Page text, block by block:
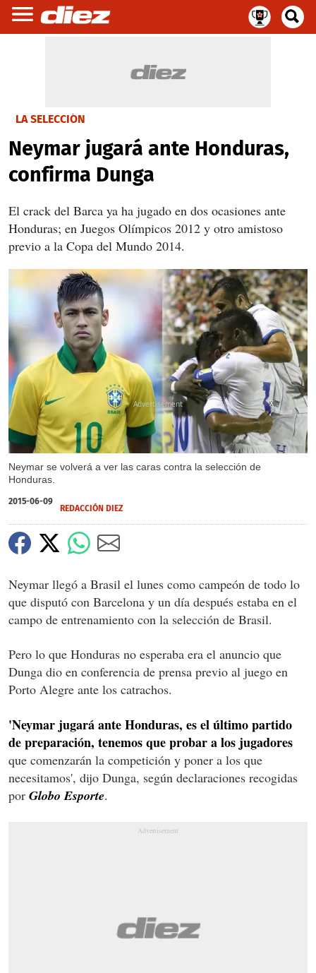
LA SELECCIÓN
Neymar jugará ante Honduras,
confirma Dunga
El crack del Barca ya ha jugado en dos ocasiones ante
Honduras; en Juegos Olímpicos 2012 y otro amistoso
previo a la Copa del Mundo 2014.
Neymar se volverá a ver las caras contra la selección de
Honduras.
X
2015-06-09
REDACCIÓN DIEZ
Neymar llegó a Brasil el lunes como campeón de todo lo
que disputó con Barcelona y un día después estaba en el
campo de entrenamiento con la selección de Brasil.
Pero lo que Honduras no esperaba era el anuncio que
Dunga dio en conferencia de prensa previo al juego en
Porto Alegre ante los catrachos.
'Neymar jugará ante Honduras, es el último partido
de preparación, tenemos que probar a los jugadores
que comenzarán la competición y poner a los que
necesitamos', dijo Dunga, según declaraciones recogidas
por Globo Esporte.